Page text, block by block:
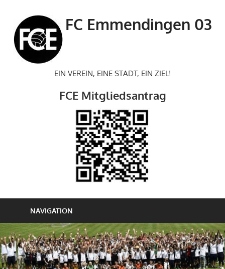
springen
FC Emmendingen 03
EIN VEREIN, EINE STADT, EIN ZIEL!
FCE Mitgliedsantrag
NAVIGATION